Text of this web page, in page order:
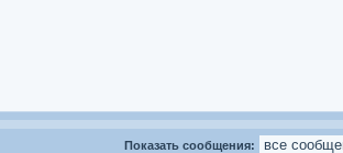
Показать сообщения: